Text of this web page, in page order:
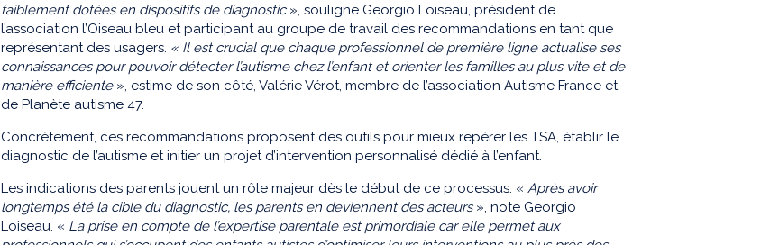
faiblement dotées en dispositifs de diagnostic», souligne Georgio Loiseau, président de
l’association l’Oiseau bleu et participant au groupe de travail des recommandations en tant que
représentant des usagers. « Il estcrucial que chaque professionnel de première ligne actualise ses
connaissances pour pouvoir détecter l’autisme chez l’enfant et orienter les familles au plus vite et de
manière efficiente», estime de son côté, Valérie Vérot, membre de l’association Autisme France et
de Planète autisme 47.
Concrètement, ces recommandations proposent des outils pour mieux repérer les TSA, établir le
diagnostic de l’autisme et initier un projet d’intervention personnalisé dédié à l’enfant.
Les indications des parents jouent un rôle majeur dès le début de ce processus. « Après avoir
longtempsété la cible du diagnostic, les parents en deviennent des acteurs », note Georgio
Loiseau. « La prise en compte de l’expertise parentale est primordiale car elle permet aux